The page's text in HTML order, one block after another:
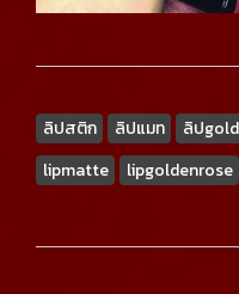
ลิปสติก ลิปแมท ลิป
lipmatte
lipgoldenrose